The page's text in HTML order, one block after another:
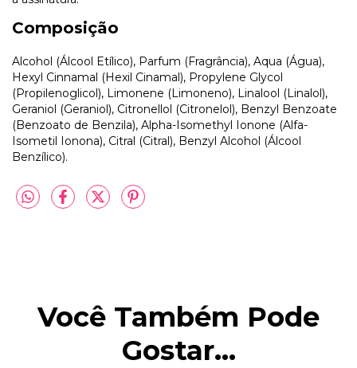
Composição
Alcohol (Álcool Etílico), Parfum (Fragrância), Aqua (Água),
Hexyl Cinnamal (Hexil Cinamal), Propylene Glycol
(Propilenoglicol), Limonene (Limoneno), Linalool (Linalol),
Geraniol (Geraniol), Citronellol (Citronelol), Benzyl Benzoate
(Benzoato de Benzila), Alpha-Isomethyl Ionone (Alfa-
Isometil Ionona), Citral (Citral), Benzyl Alcohol (Álcool
Benzílico).
Você Também Pode
Gostar...